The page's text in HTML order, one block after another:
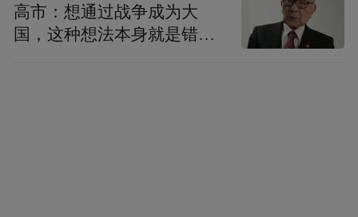
高市：想通过战争成为大
国，这种想法本身就是错误